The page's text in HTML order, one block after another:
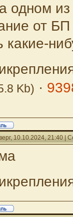
одном
от БП
какие-
Kb) ·
10.10.2024, 21:40 |